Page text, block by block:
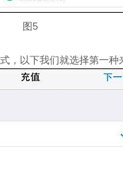
图5
以下我们就选择第一种